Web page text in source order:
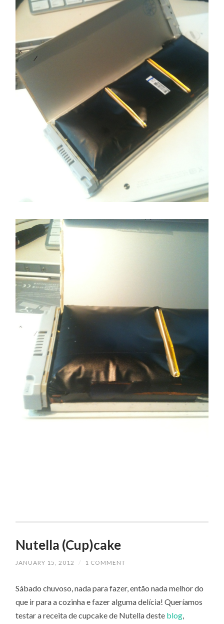
Nutella (Cup)cake
JANUARY 15, 2012 / 1 COMMENT
Sábado chuvoso, nada para fazer, então nada melhor do
que ir para a cozinha e fazer alguma delícia! Queríamos
testar a receita de cupcake de Nutella deste blog,